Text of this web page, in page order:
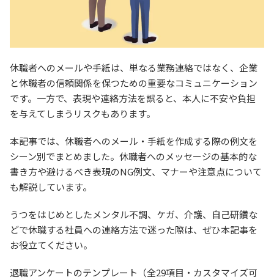
休職者へのメールや手紙は、単なる業務連絡ではなく、企業
と休職者の信頼関係を保つための重要なコミュニケーション
です。一方で、表現や連絡方法を誤ると、本人に不安や負担
を与えてしまうリスクもあります。
本記事では、休職者へのメール・手紙を作成する際の例文を
シーン別でまとめました。休職者へのメッセージの基本的な
書き方や避けるべき表現のNG例文、マナーや注意点について
も解説しています。
うつをはじめとしたメンタル不調、ケガ、介護、自己研鑽な
どで休職する社員への連絡方法で迷った際は、ぜひ本記事を
お役立てください。
退職アンケートのテンプレート（全29項目・カスタマイズ可